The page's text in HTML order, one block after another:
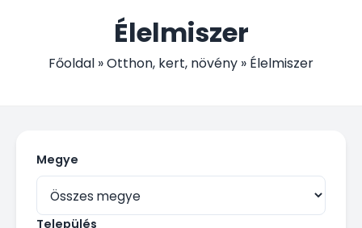
Élelmiszer
Főoldal »Otthon, kert, növény » Élelmiszer
Megye
Település